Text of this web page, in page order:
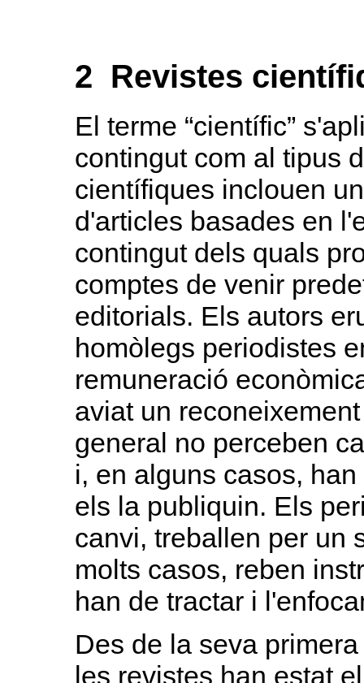
2 Revistes
El terme “científic”
contingut com al tipus
científiques inclouen
d'articles basades en
contingut dels quals
comptes de venir
editorials. Els autors
homòlegs periodistes
remuneració
aviat un
general no perceben
i, en alguns casos,
els la publiquin. Els
canvi, treballen per un
molts casos, reben
han de tractar i
Des de la seva
les revistes han estat